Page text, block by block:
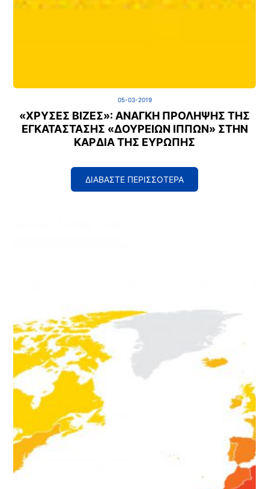
05-03-2019
«ΧΡΥΣΕΣ ΒΙΖΕΣ»: ΑΝΑΓΚΗ ΠΡΟΛΗΨΗΣ ΤΗΣ
ΕΓΚΑΤΑΣΤΑΣΗΣ «ΔΟΥΡΕΙΩΝ ΙΠΠΩΝ» ΣΤΗΝ
ΚΑΡΔΙΑ ΤΗΣ ΕΥΡΩΠΗΣ
ΔΙΑΒΑΣΤΕ ΠΕΡΙΣΣΟΤΕΡΑ